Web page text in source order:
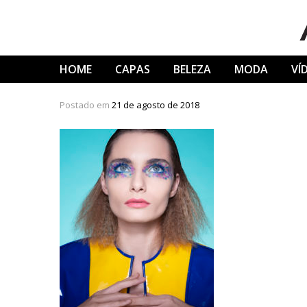
HOME CAPAS BELEZA MODA
Postado em 21 de agosto de 2018